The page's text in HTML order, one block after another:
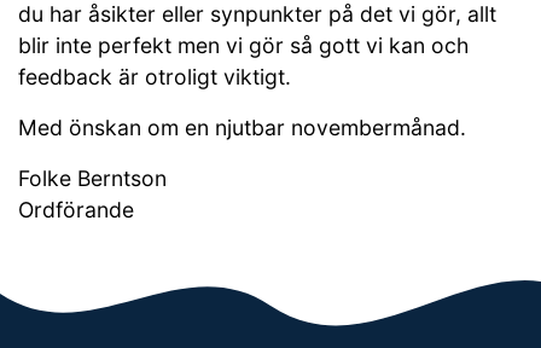
du har åsikter eller synpunkter på det vi gör, allt
blir inte perfekt men vi gör så gott vi kan och
feedback är otroligt viktigt.
Med önskan om en njutbar novembermånad.
Folke Berntson
Ordförande